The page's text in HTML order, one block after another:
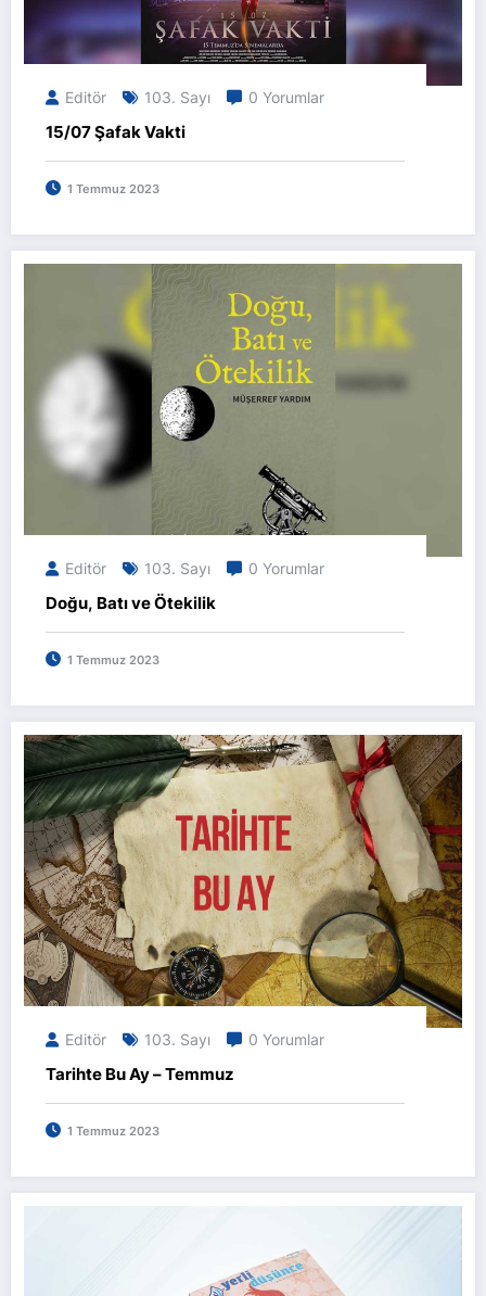
Editör 103. Sayı 0 Yorumlar
15/07 Şafak Vakti
1 Temmuz 2023
Editör 103. Sayı 0 Yorumlar
Doğu, Batı ve Ötekilik
1 Temmuz 2023
Editör 103. Sayı 0 Yorumlar
Tarihte Bu Ay – Temmuz
1 Temmuz 2023